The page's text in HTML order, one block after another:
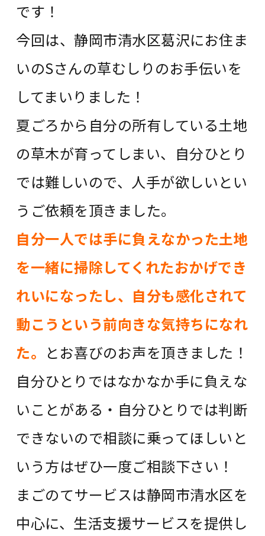
です！
今回は、静岡市清水区葛沢にお住ま
いのSさんの草むしりのお手伝いを
してまいりました！
夏ごろから自分の所有している土地
の草木が育ってしまい、自分ひとり
では難しいので、人手が欲しいとい
うご依頼を頂きました。
自分一人では手に負えなかった土地
を一緒に掃除してくれたおかげでき
れいになったし、自分も感化されて
動こうという前向きな気持ちになれ
た。 とお喜びのお声を頂きました！
自分ひとりではなかなか手に負えな
いことがある・自分ひとりでは判断
できないので相談に乗ってほしいと
いう方はぜひ一度ご相談下さい！
まごのてサービスは静岡市清水区を
中心に、生活支援サービスを提供し